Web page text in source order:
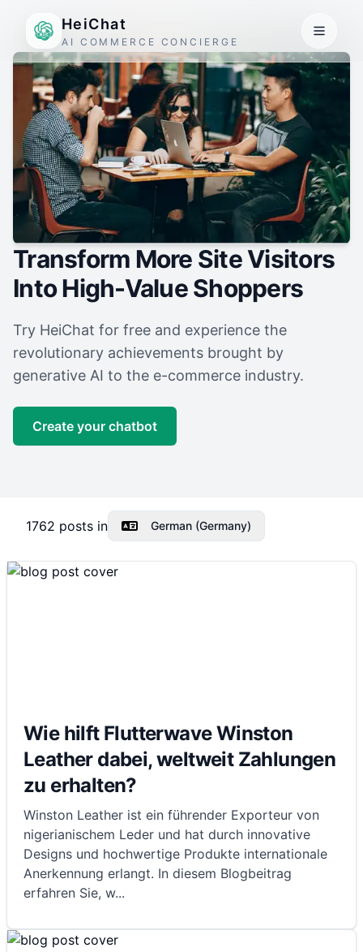
HeiChat
AI COMMERCE CONCIERGE
Transform More Site Visitors
Into High-Value Shoppers
Try HeiChat for free and experience the
revolutionary achievements brought by
generative AI to the e-commerce industry.
Create your chatbot
1762 posts in German (Germany)
Wie hilft Flutterwave Winston
Leather dabei, weltweit Zahlungen
zu erhalten?
Winston Leather ist ein führender Exporteur von
nigerianischem Leder und hat durch innovative
Designs und hochwertige Produkte internationale
Anerkennung erlangt. In diesem Blogbeitrag
erfahren Sie, w...